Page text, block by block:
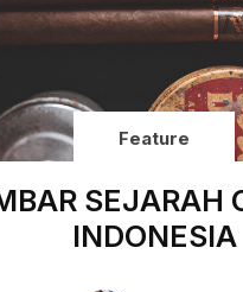
Feature
SEJARAH
INDONESIA